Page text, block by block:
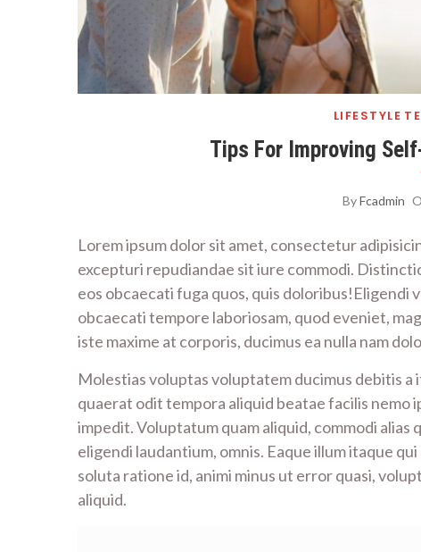
LIFESTYLE
Tips For Improving
ByFcadmin
Lorem ipsum dolor sit amet, consectetur
excepturi repudiandae sit iure commodi.
eos obcaecati fuga quos, quis doloribus!Eligendi
obcaecati tempore laboriosam, quod eveniet,
iste maxime at corporis, ducimus ea nulla nam
Molestias voluptas voluptatem ducimus debitis
quaerat odit tempora aliquid beatae facilis
impedit. Voluptatum quam aliquid, commodi
eligendi laudantium, omnis. Eaque illum itaque
soluta ratione id, animi minus ut error quasi,
aliquid.